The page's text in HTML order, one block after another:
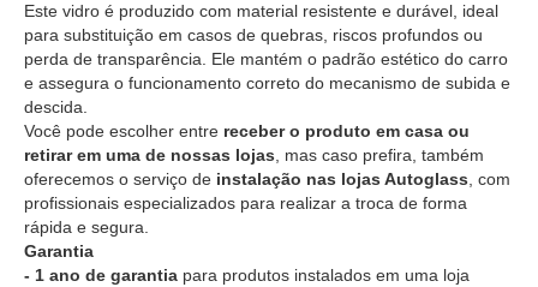
Este vidro é produzido com material resistente e durável, ideal
para substituição em casos de quebras, riscos profundos ou
perda de transparência. Ele mantém o padrão estético do carro
e assegura o funcionamento correto do mecanismo de subida e
descida.
Você pode escolher entre receber o produto em casa ou
retirar em uma de nossas lojas , mas caso prefira, também
oferecemos o serviço de instalação nas lojas Autoglass , com
profissionais especializados para realizar a troca de forma
rápida e segura.
Garantia
- 1 ano de garantia para produtos instalados em uma loja